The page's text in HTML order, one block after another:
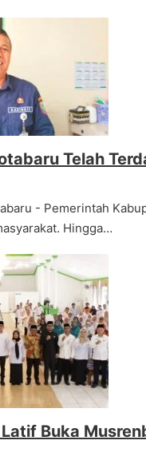
Telah
- Pemerintah
Hingga…
Buka